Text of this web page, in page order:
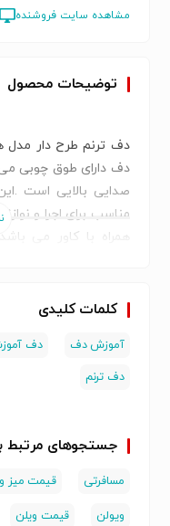
مشاهده سایت فروشنده
توضیحات محصول
دف ترنم طرح دار مدل
دف دارای طوق چوبی می
صدایی بالایی است
همراه با کاور می
09121951770
کلمات کلیدی
آموزش دف دف
دف ترنم
جستجوهای مرتبط
مسافرتی قیمت میز
ویولن قیمت ویلن